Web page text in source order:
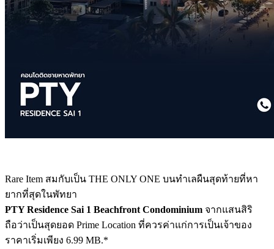
Rare Item สมกับเป็น THE ONLY ONE บนทำเลผืนสุดท้ายที่หา
ยากที่สุดในพัทยา
PTY Residence Sai 1 Beachfront Condominium จากแสนสิริ
ถือว่าเป็นสุดยอด Prime Location ที่ควรค่าแก่การเป็นเจ้าของ
ราคาเริ่มเพียง 6.99 MB.*